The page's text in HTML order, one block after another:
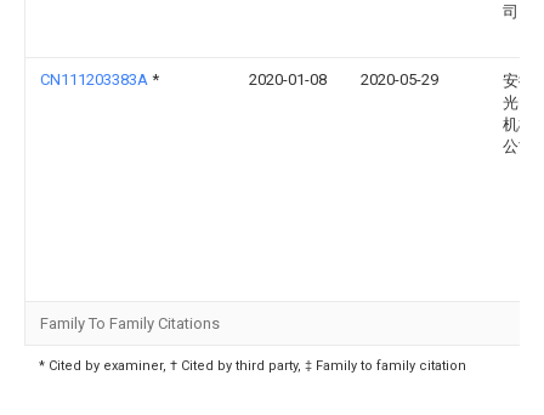
司
CN111203383A * 2020-01-08 2020-05-29
安徽
光电
机械
公司
Family To Family Citations
* Cited by examiner, † Cited by third party, ‡ Family to family citation